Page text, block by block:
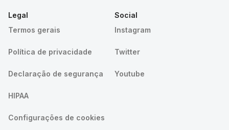
Legal
Termos gerais
Política de privacidade
Declaração de segurança
HIPAA
Configurações de cookies
Social
Instagram
Twitter
Youtube